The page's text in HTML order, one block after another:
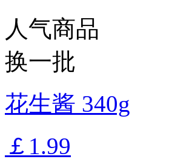
人气商品
换一批
花生酱 340g
￡1.99